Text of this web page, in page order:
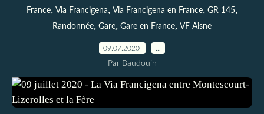
France, Via Francigena, Via Francigena en France, GR 145,
Randonnée, Gare, Gare en France, VF Aisne
09.07.2020
Par Baudouin